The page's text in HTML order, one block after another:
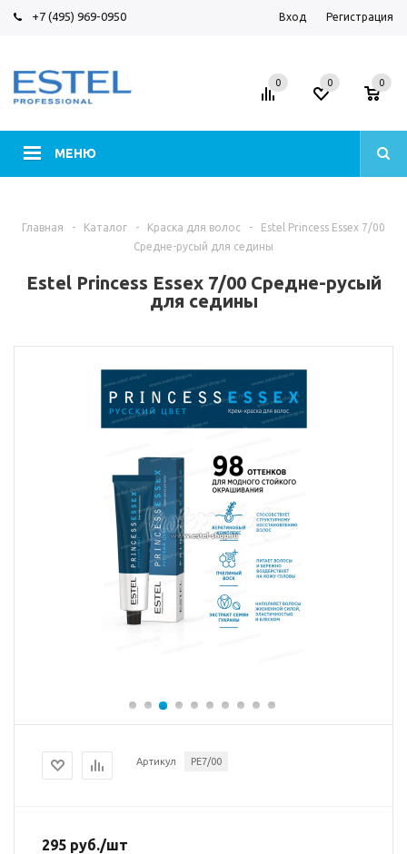
+7 (495) 969-0950 Вход Регистрация
МЕНЮ
0 0 0
Главная - Каталог - Краска для волос -
Estel Princess Essex 7/00
Средне-русый для седины
Estel Princess Essex 7/00 Средне-русый
для седины
Артикул PE7/00
295 руб./шт